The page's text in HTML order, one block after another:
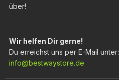
über!
Wir helfen Dir gerne!
Du erreichst uns per E-Mail unter:
info@bestwaystore.de